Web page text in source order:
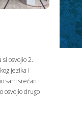
si osvojio 2.
jezika i
sam srećan i
osvojio drugo